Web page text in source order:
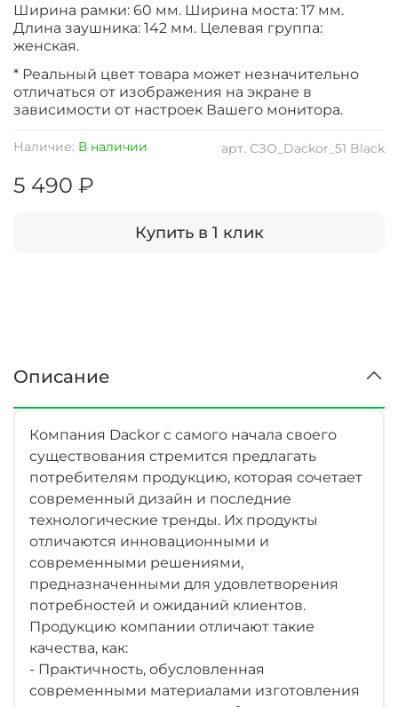
арт. СЗО_Dackor_51 Black
Наличие: В наличии
5 490 ₽
Купить в 1 клик
Ширина рамки: 60 мм. Ширина моста: 17 мм.
Длина заушника: 142 мм. Целевая группа:
женская.
* Реальный цвет товара может незначительно
отличаться от изображения на экране в
зависимости от настроек Вашего монитора.
Описание
Компания Dackor с самого начала своего
существования стремится предлагать
потребителям продукцию, которая сочетает
современный дизайн и последние
технологические тренды. Их продукты
отличаются инновационными и
современными решениями,
предназначенными для удовлетворения
потребностей и ожиданий клиентов.
Продукцию компании отличают такие
качества, как:
- Практичность, обусловленная
современными материалами изготовления